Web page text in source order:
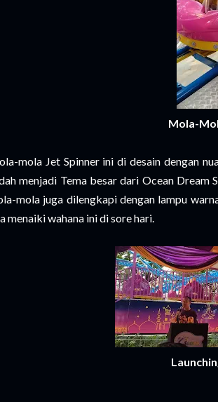
Mola-
mola Jet Spinner ini di desain dengan
menjadi Tema besar dari Ocean Dream
mola juga dilengkapi dengan lampu
menaiki wahana ini di sore hari.